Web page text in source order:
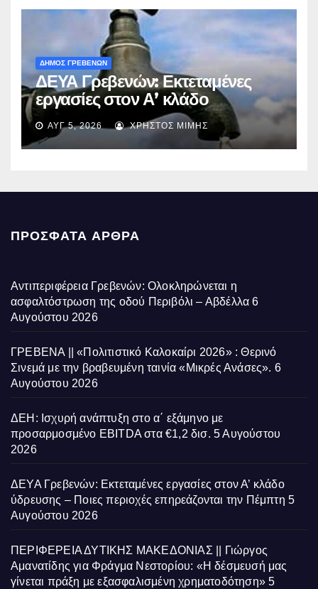
ΔΗΜΟΣ ΓΡΕΒΕΝΩΝ
ΔΕΥΑ Γρεβενών: Εκτεταμένες
εργασίες στον Α’ κλάδο
ύδρευσης – Ποιες περιοχές
επηρεάζονται την Πέμπτη
ΑΥΓ 5, 2026 ΧΡΉΣΤΟΣ ΜΊΜΗΣ
ΠΡΌΣΦΑΤΑ ΆΡΘΡΑ
Αντιπεριφέρεια Γρεβενών: Ολοκληρώνεται η
ασφαλτόστρωση της οδού Περιβόλι – Αβδέλλα 6
Αυγούστου 2026
ΓΡΕΒΕΝΑ || «Πολιτιστικό Καλοκαίρι 2026» : Θερινό
Σινεμά με την βραβευμένη ταινία «Μικρές Ανάσες». 6
Αυγούστου 2026
ΔΕΗ: Ισχυρή ανάπτυξη στο α΄ εξάμηνο με
προσαρμοσμένο EBITDA στα €1,2 δισ. 5 Αυγούστου
2026
ΔΕΥΑ Γρεβενών: Εκτεταμένες εργασίες στον Α’ κλάδο
ύδρευσης – Ποιες περιοχές επηρεάζονται την Πέμπτη 5
Αυγούστου 2026
ΠΕΡΙΦΕΡΕΙΑ ΔΥΤΙΚΗΣ ΜΑΚΕΔΟΝΙΑΣ || Γιώργος
Αμανατίδης για Φράγμα Νεστορίου: «Η δέσμευσή μας
γίνεται πράξη με εξασφαλισμένη χρηματοδότηση» 5